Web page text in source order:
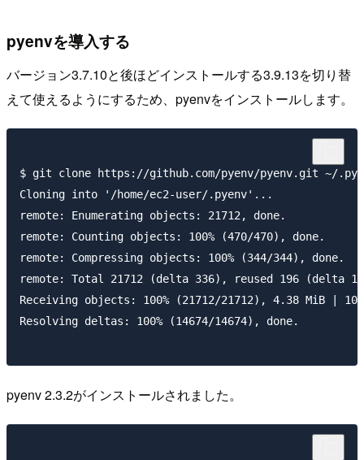
pyenvを導入する
バージョン3.7.10と後ほどインストールする3.9.13を切り替
えて使えるようにするため、pyenvをインストールします。
$ git clone https://
Cloning into '/home/ec2-user/.pyenv'...
remote: Enumerating objects: 21712, done.
remote: Counting objects: 100% (470/470), done.
remote: Compressing objects: 100% (344/344), done.
remote: Total 21712 (delta 336), reused 196 (delta
Receiving objects: 100% (21712/21712), 4.38 MiB |
Resolving deltas: 100% (14674/14674), done.
pyenv 2.3.2がインストールされました。